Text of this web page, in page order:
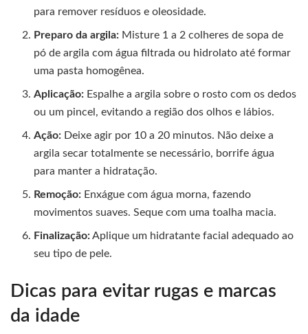
para remover resíduos e oleosidade.
Preparo da argila: Misture 1 a 2 colheres de sopa de
pó de argila com água filtrada ou hidrolato até formar
uma pasta homogênea.
Aplicação: Espalhe a argila sobre o rosto com os dedos
ou um pincel, evitando a região dos olhos e lábios.
Ação: Deixe agir por 10 a 20 minutos. Não deixe a
argila secar totalmente se necessário, borrife água
para manter a hidratação.
Remoção: Enxágue com água morna, fazendo
movimentos suaves. Seque com uma toalha macia.
Finalização:Aplique um hidratante facial adequado ao
seu tipo de pele.
Dicas para evitar rugas e marcas
da idade